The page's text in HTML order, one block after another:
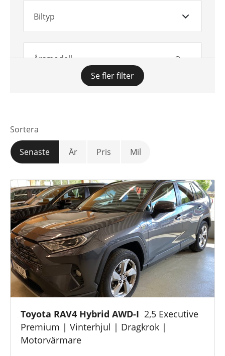
Biltyp
Årsmodell
Mätarställning
Pris
Motortyp
Drivmedel
Anläggning
Se fler filter
Sortera
Senaste År Pris Mil
Toyota RAV4 Hybrid AWD-I 2,5 Executive
Premium | Vinterhjul | Dragkrok |
Motorvärmare